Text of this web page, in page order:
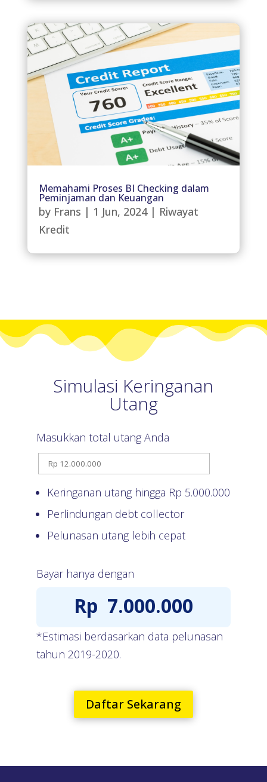
Memahami Proses BI Checking dalam
Peminjaman dan Keuangan
by Frans | 1 Jun, 2024| Riwayat
Kredit
Simulasi Keringanan
Utang
Masukkan total utang Anda
Keringanan utang hingga Rp 5.000.000
Perlindungan debt collector
Pelunasan utang lebih cepat
Bayar hanya dengan
Rp 7.000.000
*Estimasi berdasarkan data pelunasan
tahun 2019-2020.
Daftar Sekarang